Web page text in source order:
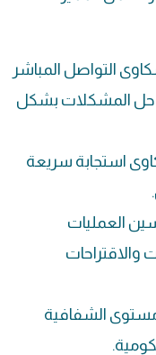
التواصل المباشر
حل المشكلات بشكل
استجابة سريعة
العمليات
والاقتراحات
الشفافية